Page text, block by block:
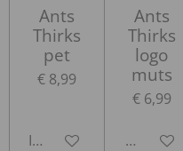
Ants
Thirks
pet
€ 8,99
In winkelwagen
Ants
Thirks
logo
muts
€ 6,99
Houd